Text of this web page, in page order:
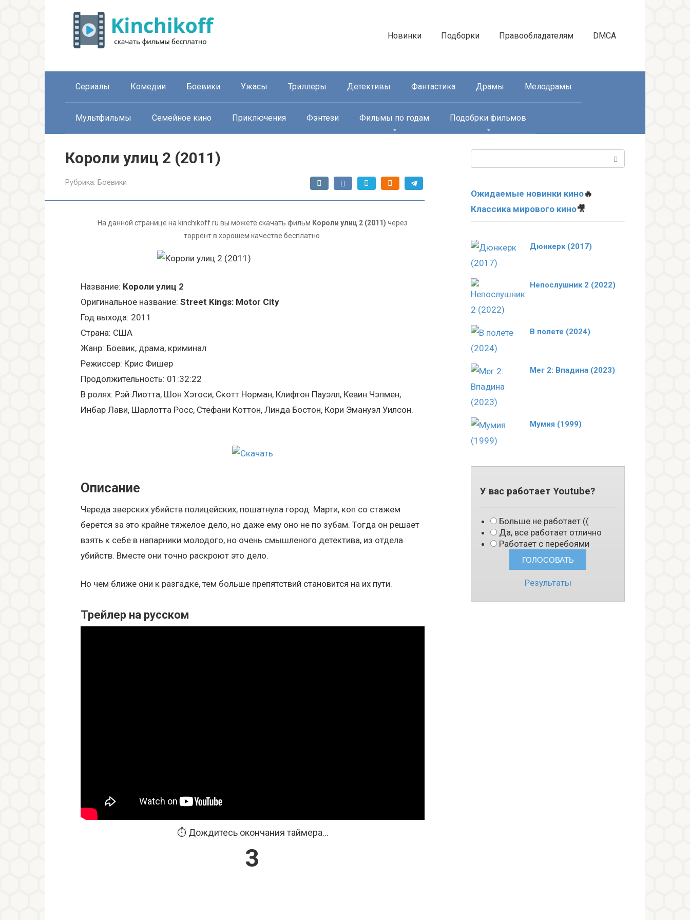
Новинки Подборки Правообладателям DMCA
Сериалы Комедии Боевики Ужасы Триллеры Детективы Фантастика Драмы Мелодрамы
Мультфильмы Семейное кино Приключения Фэнтези Фильмы по годам Подобрки фильмов
Короли улиц 2 (2011)
Рубрика: Боевики
На данной странице на kinchikoff.ru вы можете скачать фильм Короли улиц 2 (2011) через
торрент в хорошем качестве бесплатно.
Название: Короли улиц 2
Оригинальное название: Street Kings: Motor City
Год выхода: 2011
Страна: США
Жанр: Боевик, драма, криминал
Режиссер: Крис Фишер
Продолжительность: 01:32:22
В ролях: Рэй Лиотта, Шон Хэтоси, Скотт Норман, Клифтон Пауэлл, Кевин Чэпмен,
Инбар Лави, Шарлотта Росс, Стефани Коттон, Линда Бостон, Кори Эмануэл Уилсон.
Описание
Череда зверских убийств полицейских, пошатнула город. Марти, коп со стажем
берется за это крайне тяжелое дело, но даже ему оно не по зубам. Тогда он решает
взять к себе в напарники молодого, но очень смышленого детектива, из отдела
убийств. Вместе они точно раскроют это дело.
Но чем ближе они к разгадке, тем больше препятствий становится на их пути.
Трейлер на русском
⏱️ Дождитесь окончания таймера...
3
Ожидаемые новинки кино🔥
Классика мирового кино🎥
Дюнкерк (2017)
Непослушник 2 (2022)
В полете (2024)
Мег 2: Впадина (2023)
Мумия (1999)
У вас работает Youtube?
Больше не работает ((
Да, все работает отлично
Работает с перебоями
Результаты